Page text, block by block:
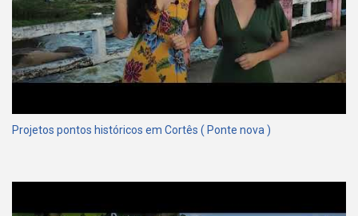
Projetos pontos históricos em Cortês ( Ponte nova )